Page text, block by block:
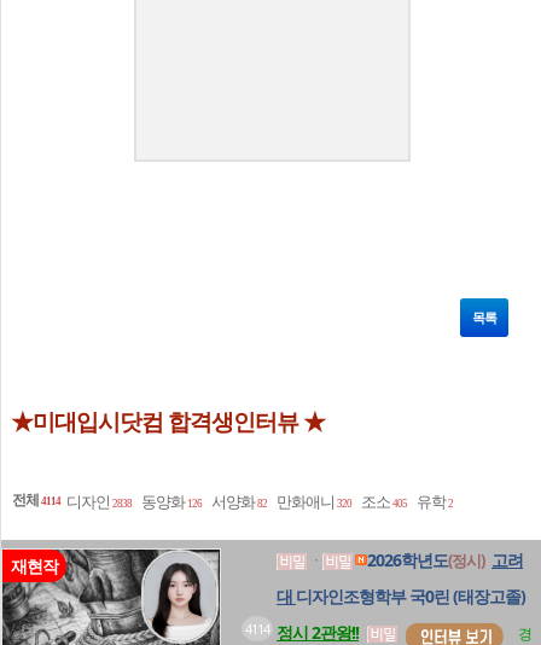
목록
★미대입시닷컴 합격생인터뷰 ★
전체 4114 디자인 2838 동양화 126 서양화82 만화애니 320 조소 405 유학2
재현작
4114
ㆍ 2026학년도(정시) 고려
대 디자인조형학부 국0린 (태장고졸)
정시 2관왕!!
경